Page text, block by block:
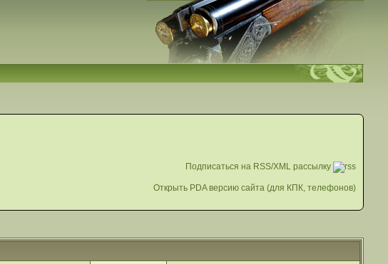
Подписаться на RSS/XML рассылку
Открыть PDA версию сайта (для КПК, телефонов)